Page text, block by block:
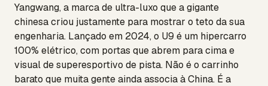
Yangwang, a marca de ultra-luxo que a gigante
chinesa criou justamente para mostrar o teto da sua
engenharia. Lançado em 2024, o U9 é um hipercarro
100% elétrico, com portas que abrem para cima e
visual de superesportivo de pista. Não é o carrinho
barato que muita gente ainda associa à China. É a